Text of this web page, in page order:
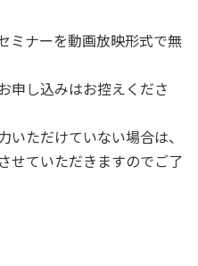
ミナーを動画放映形式で無
申し込みはお控えくださ
ただけていない場合は、
せていただきますのでご了